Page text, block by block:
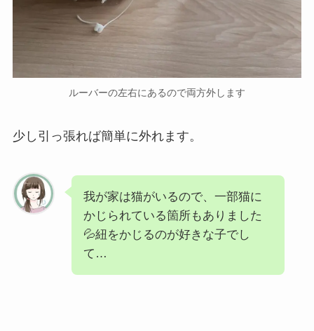
ルーバーの左右にあるので両方外します
少し引っ張れば簡単に外れます。
我が家は猫がいるので、一部猫に
かじられている箇所もありました
💦紐をかじるのが好きな子でし
て…